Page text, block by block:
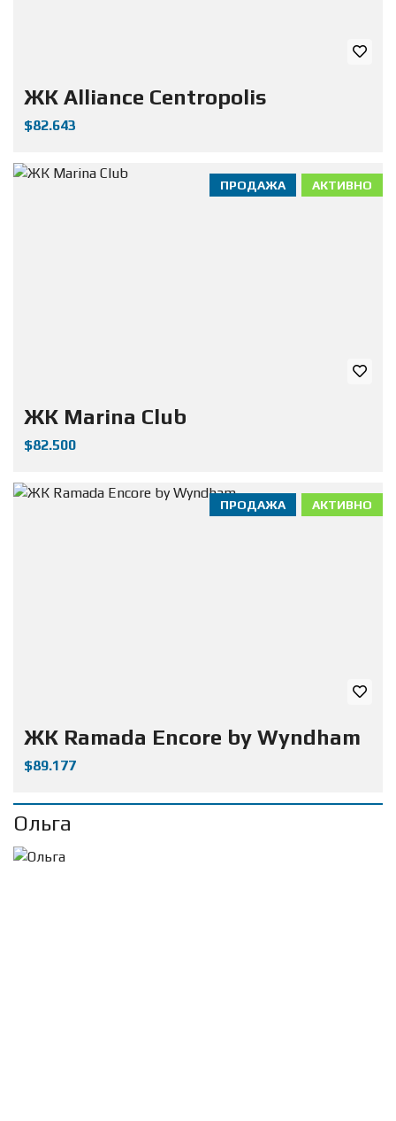
ЖК Alliance Centropolis
$82.643
АКТИВНО
ПРОДАЖА
ЖК Marina Club
$82.500
АКТИВНО
ПРОДАЖА
ЖК Ramada Encore by Wyndham
$89.177
Ольга